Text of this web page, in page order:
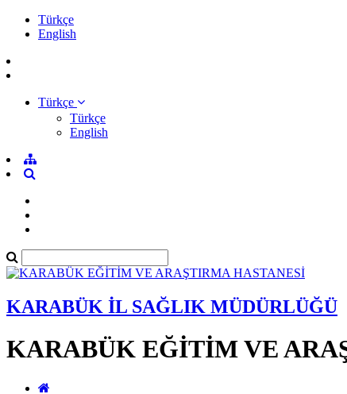
Türkçe
English
Türkçe
Türkçe
English
KARABÜK İL SAĞLIK MÜDÜRLÜĞÜ
KARABÜK EĞİTİM VE